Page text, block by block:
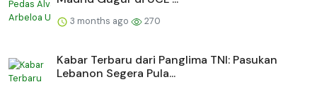
3 months ago 270
Kabar Terbaru dari Panglima TNI: Pasukan
Lebanon Segera Pula...